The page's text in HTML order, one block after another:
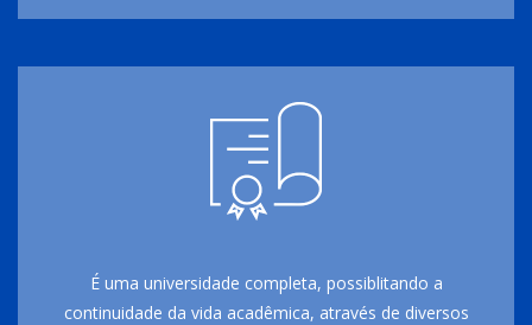
É uma universidade completa, possiblitando a
continuidade da vida acadêmica, através de diversos